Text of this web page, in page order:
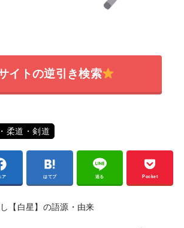
イトの逆引き検索
柔道・剣道
ア はてブ 送る Pocket
【白星】の語源・由来